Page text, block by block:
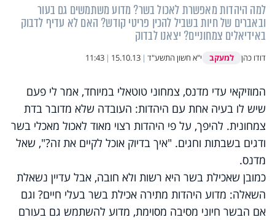
למה היהדות מאפשרת לאכול בשר? מדוע משתמשים גם בעור
ובאברים של חיות בשביל להכין פריטי קודש? האם לא עדיף לדבוק
באידיאלים צמחוניים? יצאנו לבדוק
דודו כהן למעקב י"א חשון התשע"ד |
15.10.13
|
11:43
המוזיקאי עדי מדנס, צמחוני טוטאלי במיוחד, אמר לי פעם
שיש לו בעיה אחת עם היהדות: העובדה שלא מדובר בדת
צמחונית. להיפך, על פי היהדות רצוי מאוד לאכול מאכלי בשר
ודגים בשבתות וחגים. "איך בדיוק אוכל לקיים את זה?", שאל
מדנס.
כמובן שאכילת בשר היא רשות ולא חובה, אבל עדיין נשאלת
השאלה: מדוע היהדות מתירה אכילת בשר בעלי חיים? וגם
אם הבשר חיוני מסיבה מסוימת, מדוע להשתמש גם בעורם